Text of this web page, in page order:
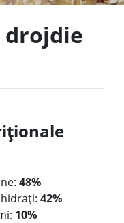
drojdie
48%
42%
10%